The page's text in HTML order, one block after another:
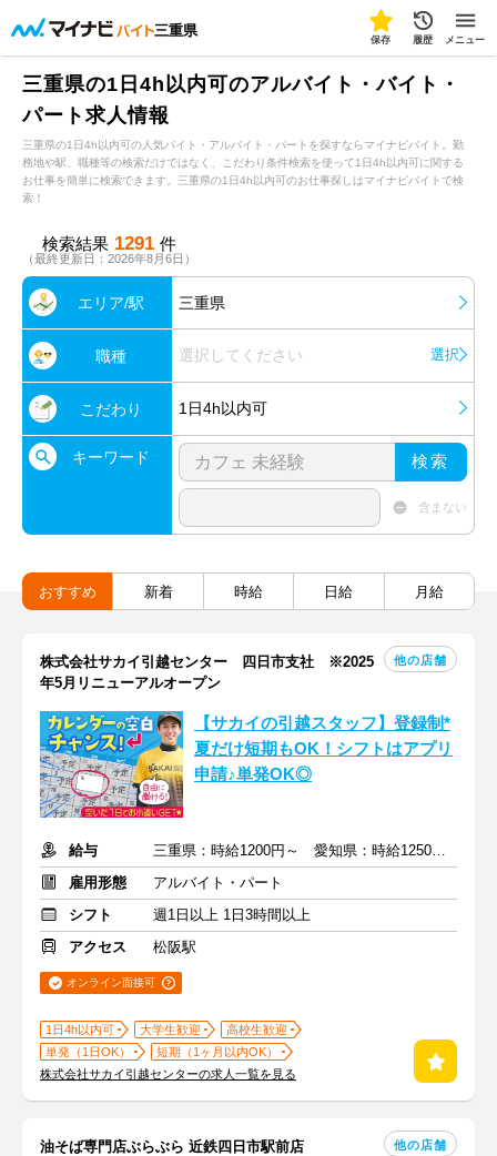
三重県
保存 履歴 メニュー
三重県の1日4h以内可のアルバイト・バイト・
パート求人情報
三重県の1日4h以内可の人気バイト・アルバイト・パートを探すならマイナビバイト。勤
務地や駅、職種等の検索だけではなく、こだわり条件検索を使って1日4h以内可に関する
お仕事を簡単に検索できます。三重県の1日4h以内可のお仕事探しはマイナビバイトで検
索！
検索結果 1291 件
（最終更新日：2026年8月6日）
エリア/駅 三重県
職種 選択してください 選択
こだわり 1日4h以内可
キーワード 検索
含まない
おすすめ 新着 時給 日給 月給
株式会社サカイ引越センター 四日市支社 ※2025
年5月リニューアルオープン
他の店舗
【サカイの引越スタッフ】登録制*
夏だけ短期もOK！シフトはアプリ
申請♪単発OK◎
給与
三重県：時給1200円～ 愛知県：時給1250円～+交通費・他手当
雇用形態
アルバイト・パート
シフト
週1日以上 1日3時間以上
アクセス
松阪駅
オンライン面接可
1日4h以内可 大学生歓迎
高校生歓迎
単発（1日OK）
短期（1ヶ月以内OK）
株式会社サカイ引越センターの求人一覧を見る
油そば専門店ぶらぶら 近鉄四日市駅前店 他の店舗